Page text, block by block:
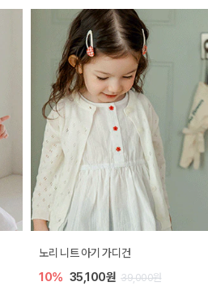
밀라 아기 원피스
20% 27,200원 34,000원